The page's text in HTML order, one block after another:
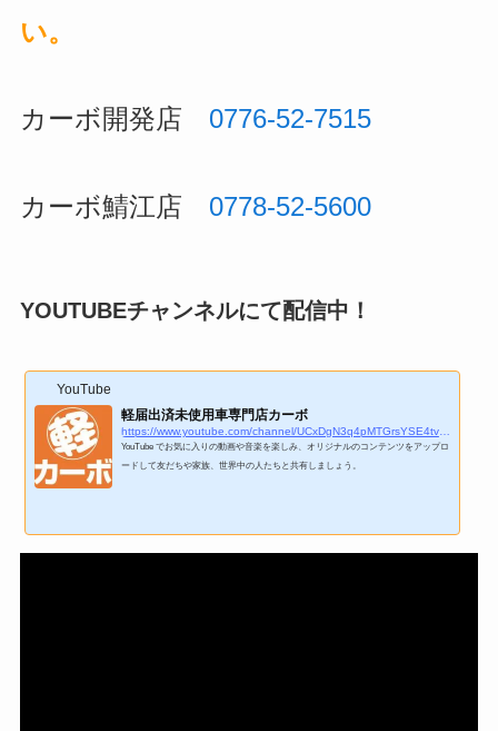
い。
カーボ開発店 0776-52-7515
カーボ鯖江店 0778-52-5600
YOUTUBEチャンネルにて配信中！
YouTube
軽届出済未使用車専門店カーボ
https://www.youtube.com/channel/UCxDgN3q4pMTGrsYSE4tvuKg
YouTube でお気に入りの動画や音楽を楽しみ、オリジナルのコンテンツをアップロ
ードして友だちや家族、世界中の人たちと共有しましょう。